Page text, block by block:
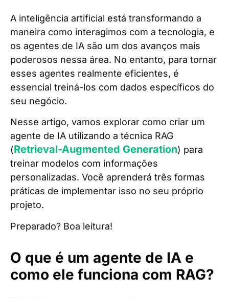
A inteligência artificial está transformando a
maneira como interagimos com a tecnologia, e
os agentes de IA são um dos avanços mais
poderosos nessa área. No entanto, para tornar
esses agentes realmente eficientes, é
essencial treiná-los com dados específicos do
seu negócio.
Nesse artigo, vamos explorar como criar um
agente de IA utilizando a técnica RAG
(Retrieval-Augmented Generation) para
treinar modelos com informações
personalizadas. Você aprenderá três formas
práticas de implementar isso no seu próprio
projeto.
Preparado? Boa leitura!
O que é um agente de IA e
como ele funciona com RAG?